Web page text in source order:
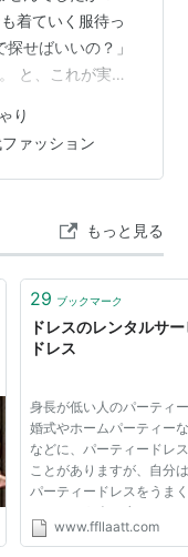
着ていく服待っ
せばいいの？」
と、これが実際
。 数年前に買っ
直少ないですよ
れません笑🌿）
がわかる 40代ぽ
り
ァッション
もっと見る
29 ブックマーク
ドレスのレンタルサ
ドレス
身長が低い人のパーティ
婚式やホームパーティー
などに、パーティードレ
ことがありますが、自分
パーティードレスをうま
めてしまう人も少なくあ
くても、選び方次第でパ
www.ffllaatt.com